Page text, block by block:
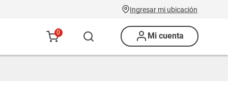
Ingresar mi ubicación
0 Mi cuenta